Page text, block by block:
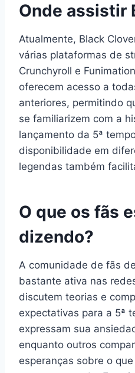
Onde assistir
Atualmente, Black
várias plataformas de
Crunchyroll e
oferecem acesso a
anteriores, permitindo
se familiarizem com a
lançamento da 5ª
disponibilidade em
legendas também
O que os fãs
dizendo?
A comunidade de fãs
bastante ativa nas
discutem teorias e
expectativas para a 5ª
expressam sua
enquanto outros
esperanças sobre o